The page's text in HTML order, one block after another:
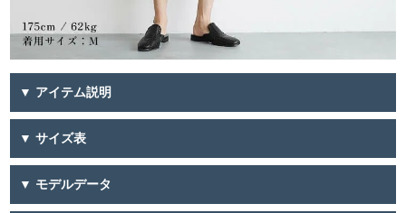
▼ アイテム説明
▼ サイズ表
▼ モデルデータ